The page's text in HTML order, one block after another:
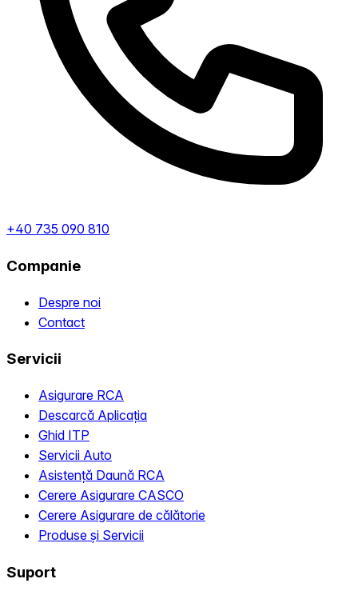
+40 735 090 810
Companie
Despre noi
Contact
Servicii
Asigurare RCA
Descarcă Aplicația
Ghid ITP
Servicii Auto
Asistență Daună RCA
Cerere Asigurare CASCO
Cerere Asigurare de călătorie
Produse și Servicii
Suport